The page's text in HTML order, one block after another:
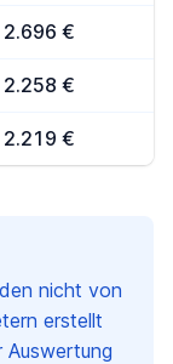
nicht von
erstellt
Auswertung
2.696 €
2.258 €
2.219 €